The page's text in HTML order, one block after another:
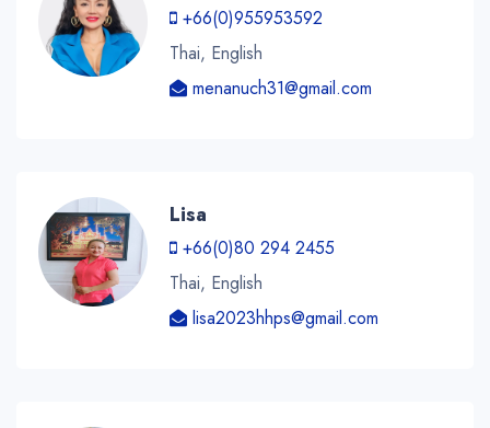
+66(0)955953592
Thai, English
menanuch31@gmail.com
Lisa
+66(0)80 294 2455
Thai, English
lisa2023hhps@gmail.com